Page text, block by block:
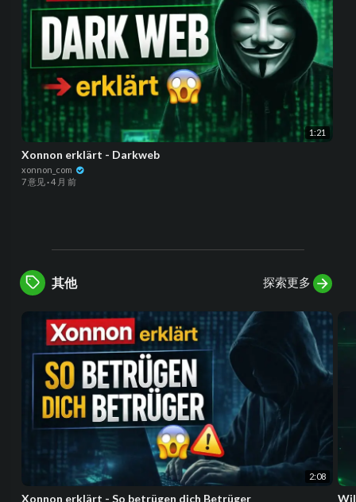
1:21
Xonnon erklärt - Darkweb
xonnon_com
7 意见·4 月 前
其他 探索更多
2:08
Xonnon erklärt - So betrügen dich Betrüger